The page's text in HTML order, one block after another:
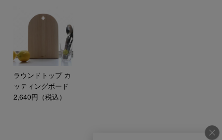
ラウンドトップ カ
ッティングボード
2,640円（税込）